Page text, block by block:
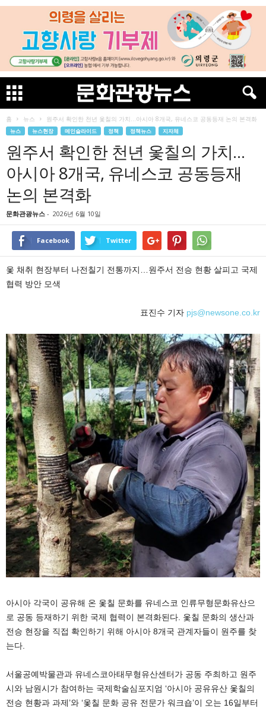
홈 뉴스 원주서 확인한 천년 옻칠의 가치…아시아 8개국, 유네스코 공동등재 논의 본격화
뉴스 뉴스현장 메인슬라이드 정책 정책뉴스 지자체
원주서 확인한 천년 옻칠의 가치…
아시아 8개국, 유네스코 공동등재
논의 본격화
문화관광뉴스 - 2026년 6월 10일
Facebook Twitter
옻 채취 현장부터 나전칠기 전통까지…원주서 전승 현황 살피고 국제
협력 방안 모색
표진수 기자 pjs@newsone.co.kr
아시아 각국이 공유해 온 옻칠 문화를 유네스코 인류무형문화유산으
로 공동 등재하기 위한 국제 협력이 본격화된다. 옻칠 문화의 생산과
전승 현장을 직접 확인하기 위해 아시아 8개국 관계자들이 원주를 찾
는다.
서울공예박물관과 유네스코아태무형유산센터가 공동 주최하고 원주
시와 남원시가 참여하는 국제학술심포지엄 ‘아시아 공유유산 옻칠의
전승 현황과 과제’와 ‘옻칠 문화 공유 전문가 워크숍’이 오는 16일부터